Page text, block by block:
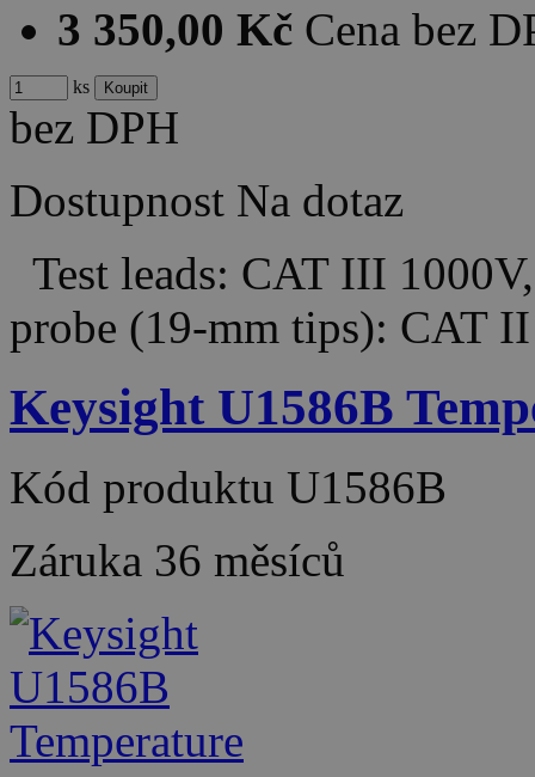
3 350,00 Kč Cena bez
ks
bez DPH
Dostupnost Na dotaz
Test leads: CAT III
probe (19-mm tips): CAT
Keysight U1586B
Kód produktu U1586B
Záruka 36 měsíců